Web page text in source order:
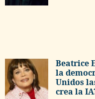
Beatrice
la
Unidos
crea la